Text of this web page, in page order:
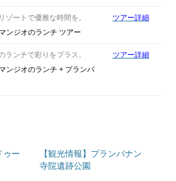
ゾートで優雅な時間を。
ンジオのランチ ツアー
ツアー詳細
ランチで彩りをプラス。
ンジオのランチ + プランバ
ツアー詳細
ゥー
【観光情報】プランバナン
寺院遺跡公園